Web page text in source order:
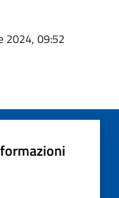
2024, 09:52